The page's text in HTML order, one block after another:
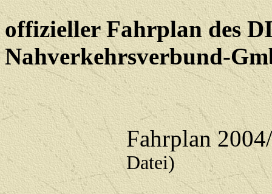
offizieller Fahrplan des
Nahverkehrsverbund-
Fahrplan
Datei)